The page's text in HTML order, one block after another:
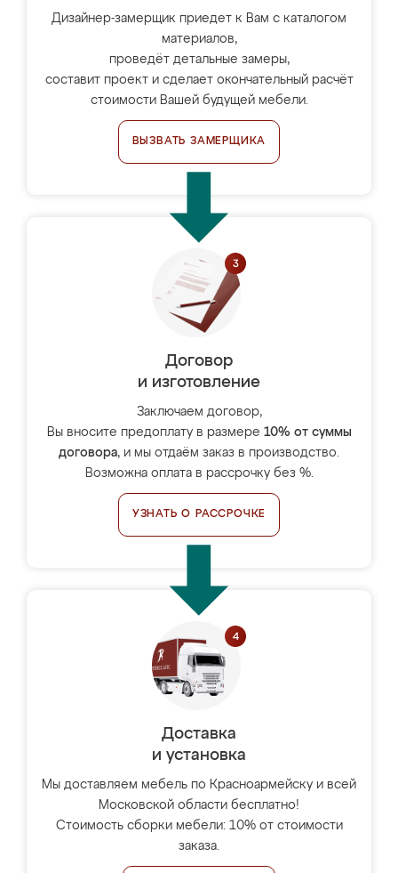
Дизайнер-замерщик приедет к Вам с каталогом
материалов,
проведёт детальные замеры,
составит проект и сделает окончательный расчёт
стоимости Вашей будущей мебели.
ВЫЗВАТЬ ЗАМЕРЩИКА
Договор
и изготовление
Заключаем договор,
Вы вносите предоплату в размере 10% от суммы
договора, и мы отдаём заказ в производство.
Возможна оплата в рассрочку без %.
УЗНАТЬ О РАССРОЧКЕ
Доставка
и установка
Мы доставляем мебель по Красноармейску и всей
Московской области бесплатно!
Стоимость сборки мебели: 10% от стоимости
заказа.